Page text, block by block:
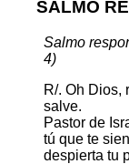
SALMO
Salmo
4)
R/. Oh Dios,
salve.
Pastor de
tú que te
despierta tu